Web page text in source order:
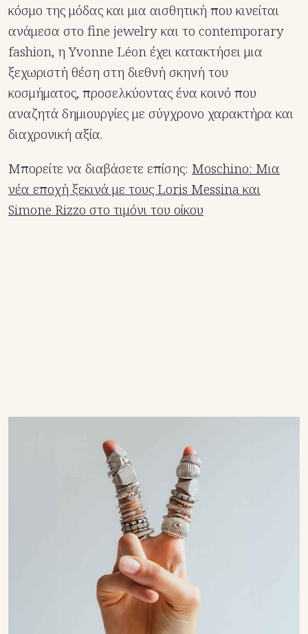
κόσμο της μόδας και μια αισθητική που κινείται
ανάμεσα στο fine jewelry και το contemporary
fashion, η Yvonne Léon έχει κατακτήσει μια
ξεχωριστή θέση στη διεθνή σκηνή του
κοσμήματος, προσελκύοντας ένα κοινό που
αναζητά δημιουργίες με σύγχρονο χαρακτήρα και
διαχρονική αξία.
Μπορείτε να διαβάσετε επίσης: Moschino: Μια
νέα εποχή ξεκινά με τους Loris Messina και
Simone Rizzo στο τιμόνι του οίκου